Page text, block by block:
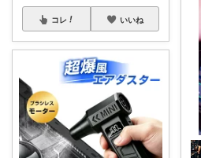
コレ いいね